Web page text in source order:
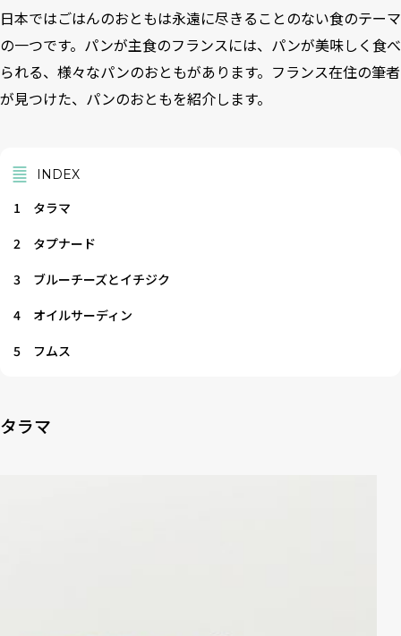
日本ではごはんのおともは永遠に尽きることのない食のテーマ
の一つです。パンが主食のフランスには、パンが美味しく食べ
られる、様々なパンのおともがあります。フランス在住の筆者
が見つけた、パンのおともを紹介します。
INDEX
1
タラマ
2
タプナード
3
ブルーチーズとイチジク
4
オイルサーディン
5
フムス
タラマ